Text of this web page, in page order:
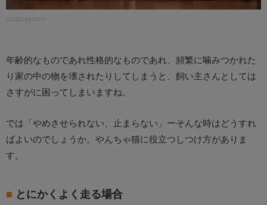
pixabay.com
年齢的なものであれ性格的なものであれ、頻繁に噛みつかれた
り家の中の物を壊されたりしてしまうと、飼い主さんとしては
さすがに困ってしまいますね。
では「やめさせられない、止まらない」ーそんな時はどうすれ
ばよいのでしょうか。やんちゃ猫に役立つしつけ方がありま
す。
とにかくよく走る場合